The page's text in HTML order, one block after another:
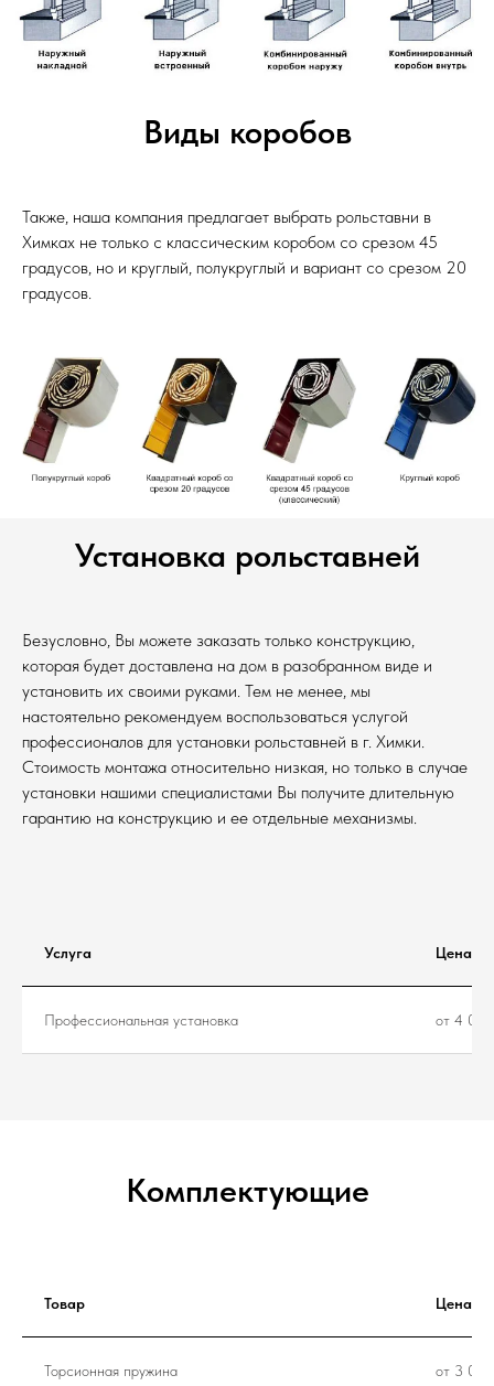
Виды коробов
Также, наша компания предлагает выбрать рольставни в
Химках не только с классическим коробом со срезом 45
градусов, но и круглый, полукруглый и вариант со срезом 20
градусов.
Установка рольставней
Безусловно, Вы можете заказать только конструкцию,
которая будет доставлена на дом в разобранном виде и
установить их своими руками. Тем не менее, мы
настоятельно рекомендуем воспользоваться услугой
профессионалов для установки рольставней в г. Химки.
Стоимость монтажа относительно низкая, но только в случае
установки нашими специалистами Вы получите длительную
гарантию на конструкцию и ее отдельные механизмы.
Услуга Цена
Профессиональная установка от 4
Комплектующие
Товар Цена
Торсионная пружина от 3